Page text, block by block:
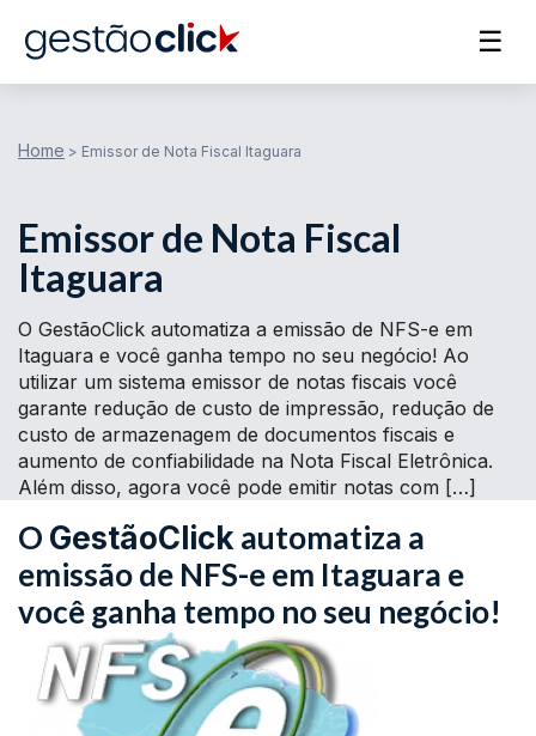
☰
Home > Emissor de Nota Fiscal Itaguara
Emissor de Nota Fiscal
Itaguara
O GestãoClick automatiza a emissão de NFS-e em
Itaguara e você ganha tempo no seu negócio! Ao
utilizar um sistema emissor de notas fiscais você
garante redução de custo de impressão, redução de
custo de armazenagem de documentos fiscais e
aumento de confiabilidade na Nota Fiscal Eletrônica.
Além disso, agora você pode emitir notas com […]
O GestãoClick automatiza a
emissão de NFS-e em Itaguara e
você ganha tempo no seu negócio!